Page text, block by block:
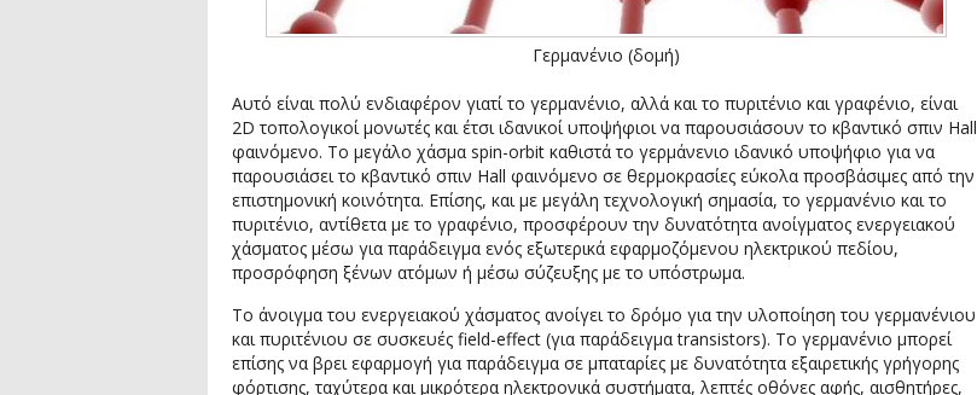
Γερμανένιο (δομή)
Αυτό είναι πολύ ενδιαφέρον γιατί το γερμανένιο, αλλά και το πυριτένιο και γραφένιο, είναι
2D τοπολογικοί μονωτές και έτσι ιδανικοί υποψήφιοι να παρουσιάσουν το κβαντικό σπιν Hall
φαινόμενο. Το μεγάλο χάσμα spin-orbit καθιστά το γερμάνενιο ιδανικό υποψήφιο για να
παρουσιάσει το κβαντικό σπιν Hall φαινόμενο σε θερμοκρασίες εύκολα προσβάσιμες από την
επιστημονική κοινότητα. Επίσης, και με μεγάλη τεχνολογική σημασία, το γερμανένιο και το
πυριτένιο, αντίθετα με το γραφένιο, προσφέρουν την δυνατότητα ανοίγματος ενεργειακού
χάσματος μέσω για παράδειγμα ενός εξωτερικά εφαρμοζόμενου ηλεκτρικού πεδίου,
προσρόφηση ξένων ατόμων ή μέσω σύζευξης με το υπόστρωμα.
Το άνοιγμα του ενεργειακού χάσματος ανοίγει το δρόμο για την υλοποίηση του γερμανένιου
και πυριτένιου σε συσκευές field-effect (για παράδειγμα transistors). Το γερμανένιο μπορεί
επίσης να βρει εφαρμογή για παράδειγμα σε μπαταρίες με δυνατότητα εξαιρετικής γρήγορης
φόρτισης, ταχύτερα και μικρότερα ηλεκτρονικά συστήματα, λεπτές οθόνες αφής, αισθητήρες,